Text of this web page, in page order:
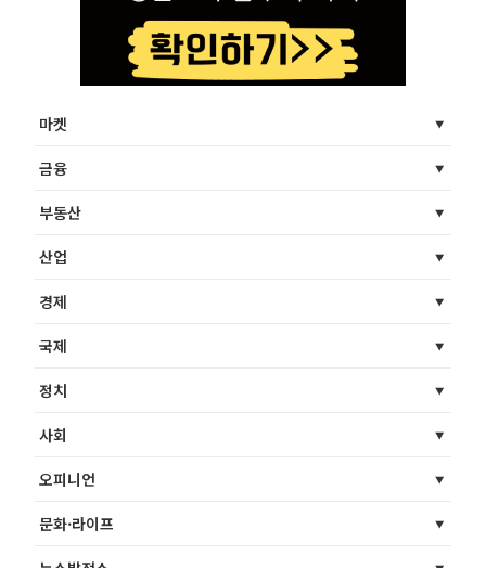
마켓
금융
부동산
산업
경제
국제
정치
사회
오피니언
문화·라이프